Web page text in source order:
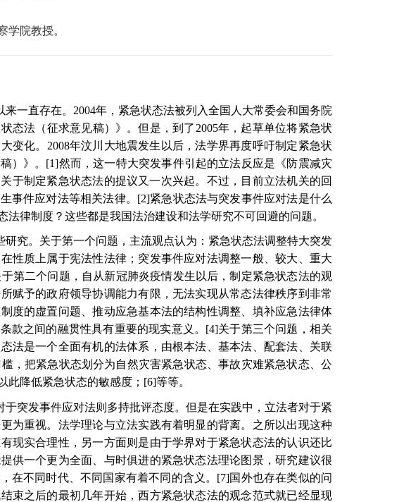
学院教授。
一直存在。 2004年，紧急状态法被列入全国人大常委会和国务院
态法（征求意见稿）》。但是，到了 2005年，起草单位将紧急状
变化。 2008年汶川大地震发生以后，法学界再度呼吁制定紧急状
）》。 [1]然而，这一特大突发事件引起的立法反应是《防震减灾
于制定紧急状态法的提议又一次兴起。不过，目前立法机关的回
事件应对法等相关法律。 [2]紧急状态法与突发事件应对法是什么
律制度？这些都是我国法治建设和法学研究不可回避的问题。
究。关于第一个问题，主流观点认为：紧急状态法调整特大突发
性质上属于宪法性法律；突发事件应对法调整一般、较大、重大
于第二个问题，自从新冠肺炎疫情发生以后，制定紧急状态法的观
赋予的政府领导协调能力有限，无法实现从常态法律秩序到非常
度的虚置问题、推动应急基本法的结构性调整、填补应急法律体
款之间的融贯性具有重要的现实意义。 [4]关于第三个问题，相关
法是一个全面有机的法体系，由根本法、基本法、配套法、关联
，把紧急状态划分为自然灾害紧急状态、事故灾难紧急状态、公
此降低紧急状态的敏感度； [6]等等。
突发事件应对法则多持批评态度。但是在实践中，立法者对于紧
为重视。法学理论与立法实践有着明显的背离。之所以出现这种
现实合理性，另一方面则是由于学界对于紧急状态法的认识还比
供一个更为全面、与时俱进的紧急状态法理论图景，研究建议很
在不同时代、不同国家有着不同的含义。 [7]国外也存在类似的问
束之后的最初几年开始，西方紧急状态法的观念范式就已经显现